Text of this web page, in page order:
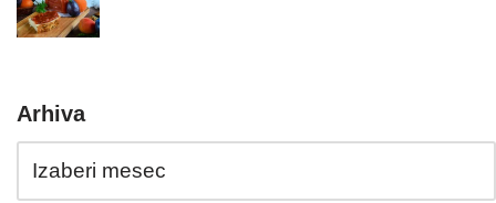
Arhiva